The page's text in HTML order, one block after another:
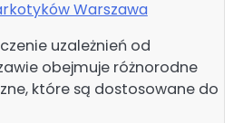
Warszawa
uzależnień od
obejmuje różnorodne
które są dostosowane do